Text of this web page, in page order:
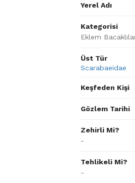
Yerel Adı
Kategorisi
Eklem
Üst Tür
Scarabaeidae
Keşfeden Kişi
Gözlem Tarihi
Zehirli Mi?
-
Tehlikeli Mi?
-